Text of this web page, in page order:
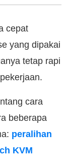
cepat
yang dipakai
tetap rapi
cara
beberapa
peralihan
KVM